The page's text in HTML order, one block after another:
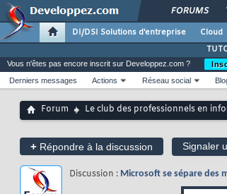
FORUMS
DI/DSI Solutions d'entreprise Cloud
Vous n'êtes pas encore inscrit sur Developpez.com ?
Derniers messages
Actions Réseau social
Forum Le club des professionnels en
+ Répondre à la discussion Signaler
Discussion : Microsoft se sépare des